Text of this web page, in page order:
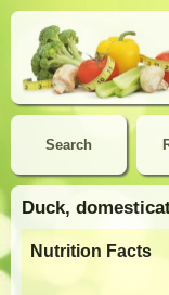
Search
Duck,
Nutrition Facts